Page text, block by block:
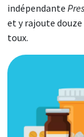
indépendante
et y rajoute
toux.
Image